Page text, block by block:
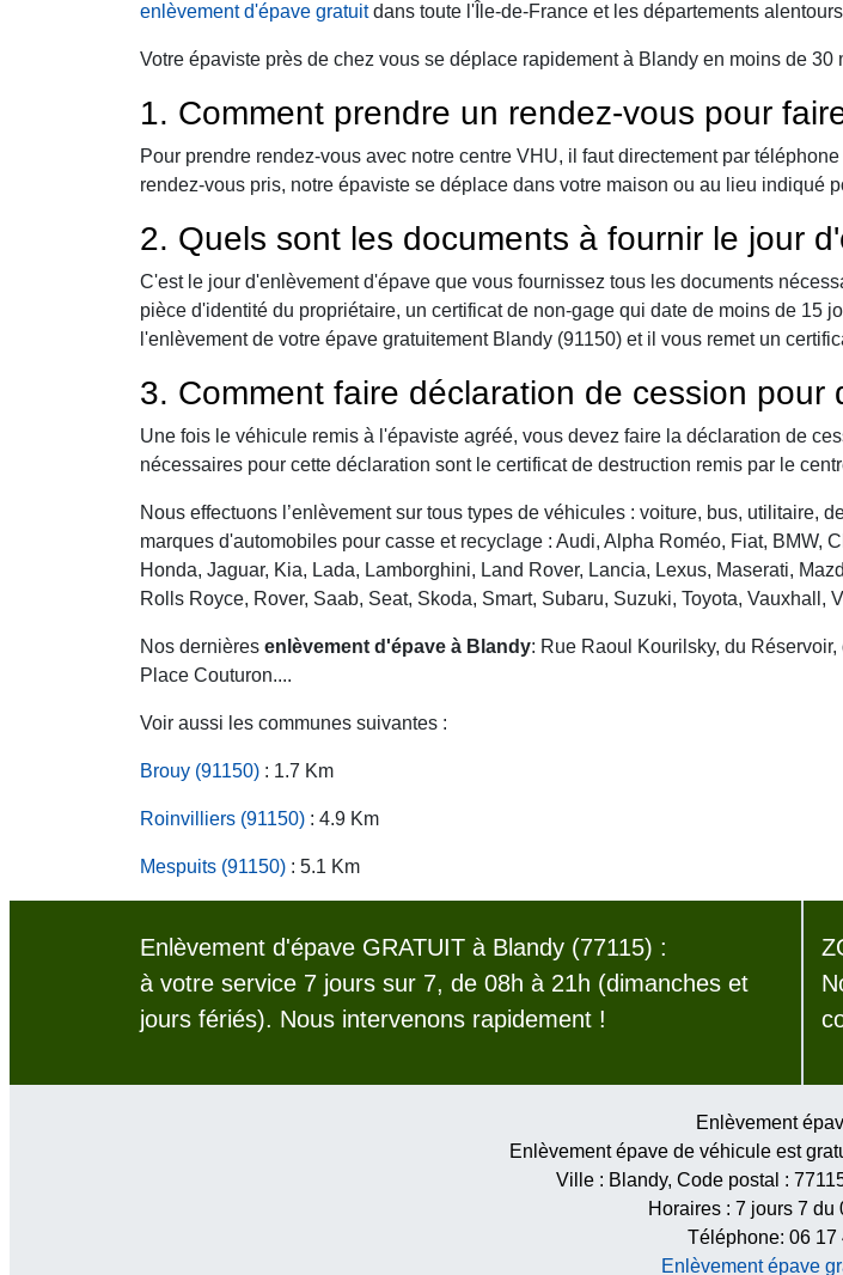
enlèvement d'épave gratuitdans toute l'Île-de-France et les départements
Votre épaviste près de chez vous se déplace rapidement à Blandy en moins de
1. Comment prendre un rendez-vous pour
Pour prendre rendez-vous avec notre centre VHU, il faut directement par
rendez-vous pris, notre épaviste se déplace dans votre maison ou au lieu indiqué
2. Quels sont les documents à fournir le jour
C'est le jour d'enlèvement d'épave que vous fournissez tous les documents
pièce d'identité du propriétaire, un certificat de non-gage qui date de moins de 15
l'enlèvement de votre épave gratuitement Blandy (91150) et il vous remet un
3. Comment faire déclaration de cession pour
Une fois le véhicule remis à l'épaviste agréé, vous devez faire la déclaration de
nécessaires pour cette déclaration sont le certificat de destruction remis par le
Nous effectuons l’enlèvement sur tous types de véhicules : voiture, bus, utilitaire,
marques d'automobiles pour casse et recyclage : Audi, Alpha Roméo, Fiat, BMW,
Honda, Jaguar, Kia, Lada, Lamborghini, Land Rover, Lancia, Lexus, Maserati,
Rolls Royce, Rover, Saab, Seat, Skoda, Smart, Subaru, Suzuki, Toyota, Vauxhall,
Nos dernières enlèvement d'épave à Blandy: Rue Raoul Kourilsky, du
Place Couturon....
Voir aussi les communes suivantes :
Brouy (91150) : 1.7 Km
Roinvilliers (91150) : 4.9 Km
Mespuits (91150) : 5.1 Km
Enlèvement d'épave GRATUIT à Blandy (77115) :
à votre service 7 jours sur 7, de 08h à 21h (dimanches et
jours fériés). Nous intervenons rapidement !
Enlèvement
Enlèvement épave de véhicule est
Ville : Blandy, Code postal :
Horaires : 7 jours 7 du
Téléphone: 06 17
Enlèvement épave